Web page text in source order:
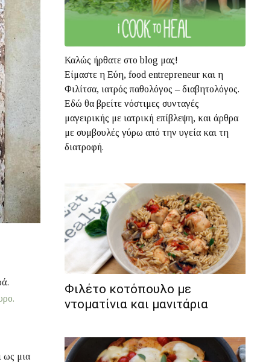
ως μια
Καλώς ήρθατε στο blog μας!
Είμαστε η Εύη, food entrepreneur και η
Φιλίτσα, ιατρός παθολόγος – διαβητολόγος.
Εδώ θα βρείτε νόστιμες συνταγές
μαγειρικής με ιατρική επίβλεψη, και άρθρα
με συμβουλές γύρω από την υγεία και τη
διατροφή.
Φιλέτο κοτόπουλο με
ντοματίνια και μανιτάρια